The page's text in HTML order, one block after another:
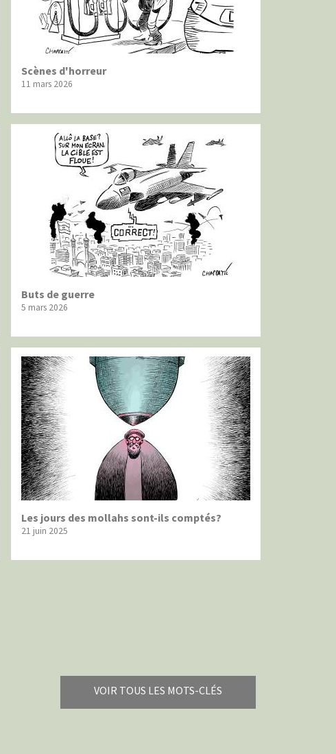
Scènes d'horreur
11 mars 2026
Buts de guerre
5 mars 2026
Les jours des mollahs sont-ils comptés?
21 juin 2025
VOIR TOUS LES MOTS-CLÉS